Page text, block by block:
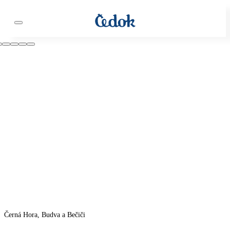
Černá Hora, Budva a Bečiči